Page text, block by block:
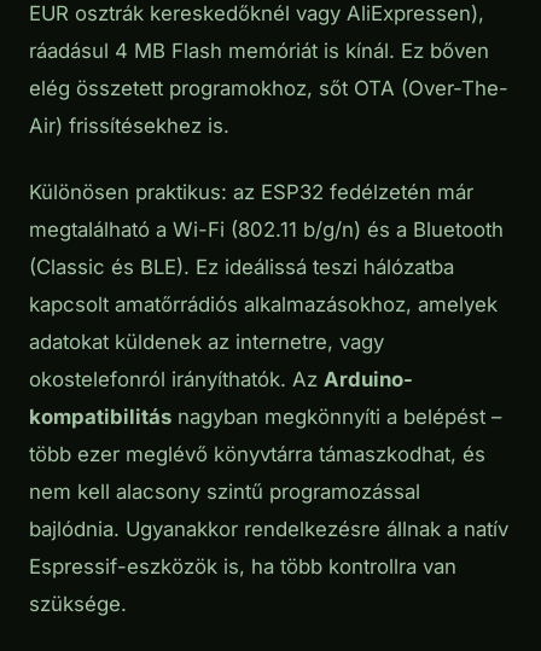
EUR osztrák kereskedőknél vagy AliExpressen),
ráadásul 4 MB Flash memóriát is kínál. Ez bőven
elég összetett programokhoz, sőt OTA (Over-The-
Air) frissítésekhez is.
Különösen praktikus: az ESP32 fedélzetén már
megtalálható a Wi-Fi (802.11 b/g/n) és a Bluetooth
(Classic és BLE). Ez ideálissá teszi hálózatba
kapcsolt amatőrrádiós alkalmazásokhoz, amelyek
adatokat küldenek az internetre, vagy
okostelefonról irányíthatók. Az Arduino-
kompatibilitás nagyban megkönnyíti a belépést –
több ezer meglévő könyvtárra támaszkodhat, és
nem kell alacsony szintű programozással
bajlódnia. Ugyanakkor rendelkezésre állnak a natív
Espressif-eszközök is, ha több kontrollra van
szüksége.